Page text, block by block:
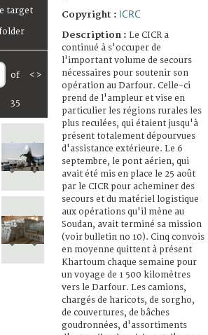
of
35
< >
Copyright : ICRC
Description : Le CICR a
continué à s'occuper de
l'important volume de secours
nécessaires pour soutenir son
opération au Darfour. Celle-ci
prend de l'ampleur et vise en
particulier les régions rurales les
plus reculées, qui étaient jusqu'à
présent totalement dépourvues
d'assistance extérieure. Le 6
septembre, le pont aérien, qui
avait été mis en place le 25 août
par le CICR pour acheminer des
secours et du matériel logistique
aux opérations qu'il mène au
Soudan, avait terminé sa mission
(voir bulletin no 10). Cinq convois
en moyenne quittent à présent
Khartoum chaque semaine pour
un voyage de 1 500 kilomètres
vers le Darfour. Les camions,
chargés de haricots, de sorgho,
de couvertures, de bâches
goudronnées, d'assortiments